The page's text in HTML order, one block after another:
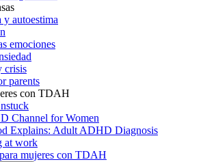
y autoestima
emociones
crisis
parents
con TDAH
Channel for Women
Explains: Adult ADHD Diagnosis
at work
mujeres con TDAH